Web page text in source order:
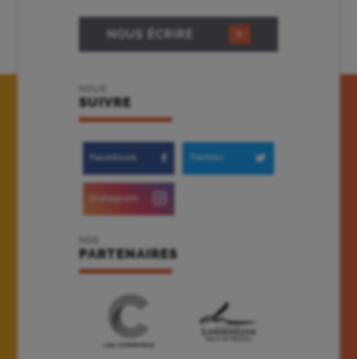
NOUS ÉCRIRE
SUIVRE
Facebook Twitter
Instagram
PARTENAIRES